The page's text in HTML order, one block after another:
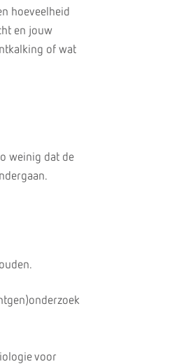
hoeveelheid
en jouw
of wat
weinig dat de
voor